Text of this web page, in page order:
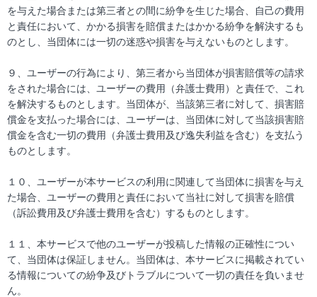
を与えた場合または第三者との間に紛争を生じた場合、自己の費用
と責任において、かかる損害を賠償またはかかる紛争を解決するも
のとし、当団体には一切の迷惑や損害を与えないものとします。
９、ユーザーの行為により、第三者から当団体が損害賠償等の請求
をされた場合には、ユーザーの費用（弁護士費用）と責任で、これ
を解決するものとします。当団体が、当該第三者に対して、損害賠
償金を支払った場合には、ユーザーは、当団体に対して当該損害賠
償金を含む一切の費用（弁護士費用及び逸失利益を含む）を支払う
ものとします。
１０、ユーザーが本サービスの利用に関連して当団体に損害を与え
た場合、ユーザーの費用と責任において当社に対して損害を賠償
（訴訟費用及び弁護士費用を含む）するものとします。
１１、本サービスで他のユーザーが投稿した情報の正確性につい
て、当団体は保証しません。当団体は、本サービスに掲載されてい
る情報についての紛争及びトラブルについて一切の責任を負いませ
ん。